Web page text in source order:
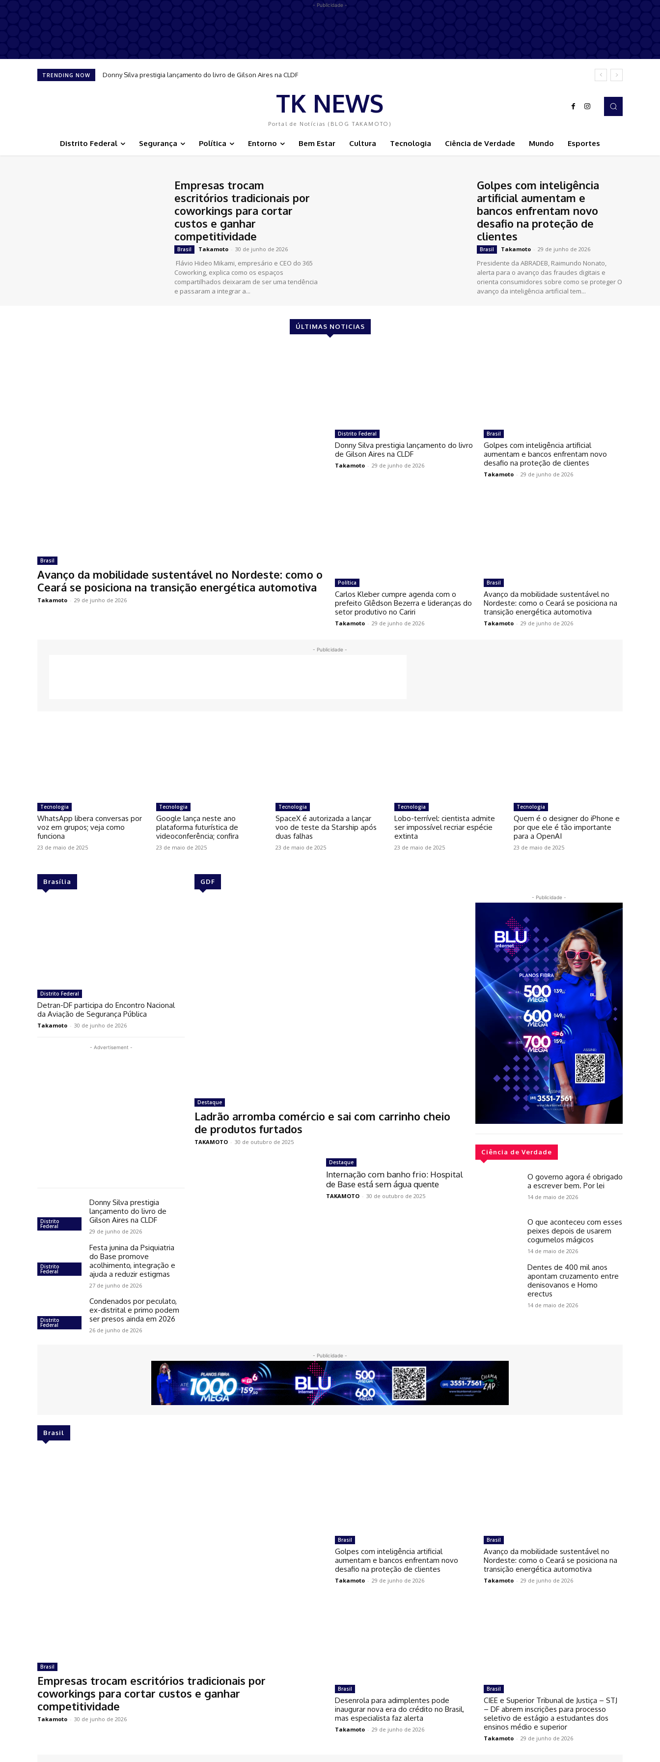
- Publicidade -
TRENDING NOW Donny Silva prestigia lançamento do livro de Gilson Aires na CLDF
Festa junina da Psiquiatria do Base promove acolhimento, integração e ajuda a reduzir estigmas
TK NEWS
Portal de Notícias (BLOG TAKAMOTO)
Distrito Federal Segurança Política Entorno Bem Estar Cultura Tecnologia Ciência de Verdade Mundo Esportes
Empresas trocam
escritórios tradicionais por
coworkings para cortar
custos e ganhar
competitividade
Brasil Takamoto - 30 de junho de 2026
Flávio Hideo Mikami, empresário e CEO do 365
Coworking, explica como os espaços
compartilhados deixaram de ser uma tendência
e passaram a integrar a...
Golpes com inteligência
artificial aumentam e
bancos enfrentam novo
desafio na proteção de
clientes
Brasil Takamoto - 29 de junho de 2026
Presidente da ABRADEB, Raimundo Nonato,
alerta para o avanço das fraudes digitais e
orienta consumidores sobre como se proteger O
avanço da inteligência artificial tem...
ÚLTIMAS NOTICIAS
Brasil
Avanço da mobilidade sustentável no Nordeste: como o
Ceará se posiciona na transição energética automotiva
Takamoto - 29 de junho de 2026
Distrito Federal
Donny Silva prestigia lançamento do livro
de Gilson Aires na CLDF
Takamoto - 29 de junho de 2026
Brasil
Golpes com inteligência artificial
aumentam e bancos enfrentam novo
desafio na proteção de clientes
Takamoto - 29 de junho de 2026
Política
Carlos Kleber cumpre agenda com o
prefeito Glêdson Bezerra e lideranças do
setor produtivo no Cariri
Takamoto - 29 de junho de 2026
Brasil
Avanço da mobilidade sustentável no
Nordeste: como o Ceará se posiciona na
transição energética automotiva
Takamoto - 29 de junho de 2026
- Publicidade -
Tecnologia
WhatsApp libera conversas por
voz em grupos; veja como
funciona
23 de maio de 2025
Tecnologia
Google lança neste ano
plataforma futurística de
videoconferência; confira
23 de maio de 2025
Tecnologia
SpaceX é autorizada a lançar
voo de teste da Starship após
duas falhas
23 de maio de 2025
Tecnologia
Lobo-terrível: cientista admite
ser impossível recriar espécie
extinta
23 de maio de 2025
Tecnologia
Quem é o designer do iPhone e
por que ele é tão importante
para a OpenAI
23 de maio de 2025
Brasília
Distrito Federal
Detran-DF participa do Encontro Nacional
da Aviação de Segurança Pública
Takamoto - 30 de junho de 2026
- Advertisement -
Distrito
Federal
Donny Silva prestigia
lançamento do livro de
Gilson Aires na CLDF
29 de junho de 2026
Distrito
Federal
Festa junina da Psiquiatria
do Base promove
acolhimento, integração e
ajuda a reduzir estigmas
27 de junho de 2026
Distrito
Federal
Condenados por peculato,
ex-distrital e primo podem
ser presos ainda em 2026
26 de junho de 2026
GDF
Destaque
Ladrão arromba comércio e sai com carrinho cheio
de produtos furtados
TAKAMOTO - 30 de outubro de 2025
Destaque
Internação com banho frio: Hospital
de Base está sem água quente
TAKAMOTO - 30 de outubro de 2025
- Publicidade -
Ciência de Verdade
O governo agora é obrigado
a escrever bem. Por lei
14 de maio de 2026
O que aconteceu com esses
peixes depois de usarem
cogumelos mágicos
14 de maio de 2026
Dentes de 400 mil anos
apontam cruzamento entre
denisovanos e Homo
erectus
14 de maio de 2026
- Publicidade -
Brasil
Brasil
Empresas trocam escritórios tradicionais por
coworkings para cortar custos e ganhar
competitividade
Takamoto - 30 de junho de 2026
Brasil
Golpes com inteligência artificial
aumentam e bancos enfrentam novo
desafio na proteção de clientes
Takamoto - 29 de junho de 2026
Brasil
Avanço da mobilidade sustentável no
Nordeste: como o Ceará se posiciona na
transição energética automotiva
Takamoto - 29 de junho de 2026
Brasil
Desenrola para adimplentes pode
inaugurar nova era do crédito no Brasil,
mas especialista faz alerta
Takamoto - 29 de junho de 2026
Brasil
CIEE e Superior Tribunal de Justiça – STJ
– DF abrem inscrições para processo
seletivo de estágio a estudantes dos
ensinos médio e superior
Takamoto - 29 de junho de 2026